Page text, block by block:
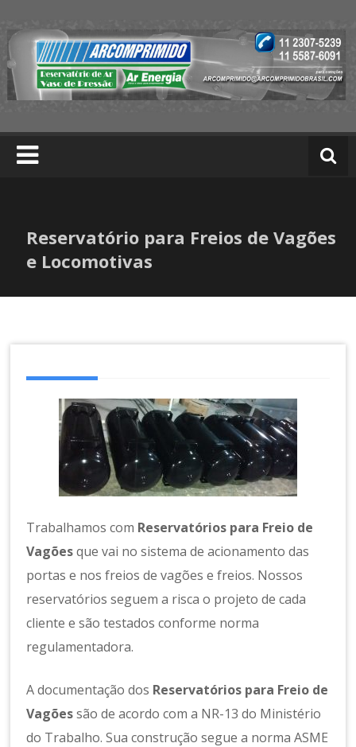
to
content
A
rc
id
o
T
at
m
r
C
o
m
p
ri
m
id
o
Reservatório para Freios de Vagões
e Locomotivas
Trabalhamos com Reservatórios para Freio de
Vagõesque vai no sistema de acionamento das
portas e nos freios de vagões e freios. Nossos
reservatórios seguem a risca o projeto de cada
cliente e são testados conforme norma
regulamentadora.
A documentação dos Reservatórios para Freio de
Vagõessão de acordo com a NR-13 do Ministério
do Trabalho. Sua construção segue a norma ASME